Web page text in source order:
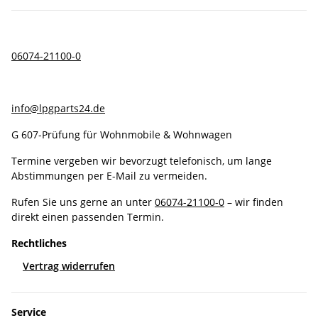
06074-21100-0
info@lpgparts24.de
G 607-Prüfung für Wohnmobile & Wohnwagen
Termine vergeben wir bevorzugt telefonisch, um lange
Abstimmungen per E-Mail zu vermeiden.
Rufen Sie uns gerne an unter 06074-21100-0 – wir finden
direkt einen passenden Termin.
Rechtliches
Vertrag widerrufen
Service